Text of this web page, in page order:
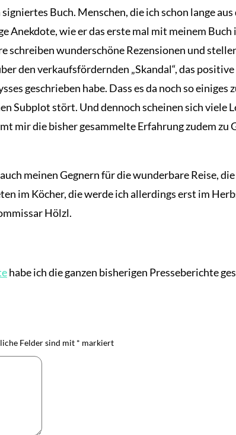
Buch. Menschen, die ich schon lange
wie er das erste mal mit meinem
schreiben wunderschöne Rezensionen und
den verkaufsfördernden „Skandal“, das
geschrieben habe. Dass es da noch so einiges
Subplot stört. Und dennoch scheinen sich viele
mir die bisher gesammelte Erfahrung zudem
meinen Gegnern für die wunderbare Reise,
im Köcher, die werde ich allerdings erst im
Hölzl.
habe ich die ganzen bisherigen Presseberichte
Felder sind mit * markiert